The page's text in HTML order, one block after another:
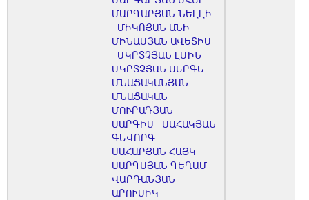
ՄԱՐԳԱՐՅԱՆ ՆԵԼԼԻ
ՄԻԿՈՅԱՆ ԱՆԻ
ՄԻՆԱՍՅԱՆ ԱՎԵՏԻՍ
ՄԿՐՏՉՅԱՆ ԷՄԻՆ
ՄԿՐՏՉՅԱՆ ՍԵՐԳԵ
ՄՆԱՑԱԿԱՆՅԱՆ
ՄՆԱՑԱԿԱՆ
ՄՈՒՐԱԴՅԱՆ
ՍԱՐԳԻՍ
ՍԱՀԱԿՅԱՆ
ԳԵՎՈՐԳ
ՍԱՀԱՐՅԱՆ ՀԱՅԿ
ՍԱՐԳՍՅԱՆ ԳԵՂԱՄ
ՎԱՐԴԱՆՅԱՆ
ԱՐՈՒՍԻԿ